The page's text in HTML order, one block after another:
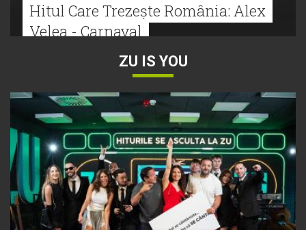
Hitul Care Trezește România: Alex
Velea - Carnaval
Bătălie strânsă la Hitul Monstru Al
Verii: Cabron versus Faydee
21 Iulie
Dă volumul mai tare! Cabron vine
cu Hitul Monstru al Verii
ZU IS YOU